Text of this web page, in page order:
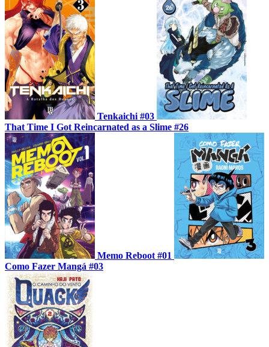
Tenkaichi #03
That Time I Got Reincarnated as a Slime #26
Memo Reboot #01
Como Fazer Mangá #03